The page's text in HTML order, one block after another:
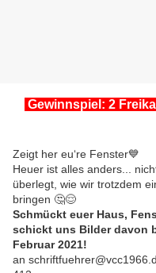
Gewinnspiel: 2
Zeigt her eu‘re Fenster💙
Heuer ist alles anders...
überlegt, wie wir trotzdem
bringen 🤔😌
Schmückt euer Haus,
schickt uns Bilder davon
Februar 2021!
an